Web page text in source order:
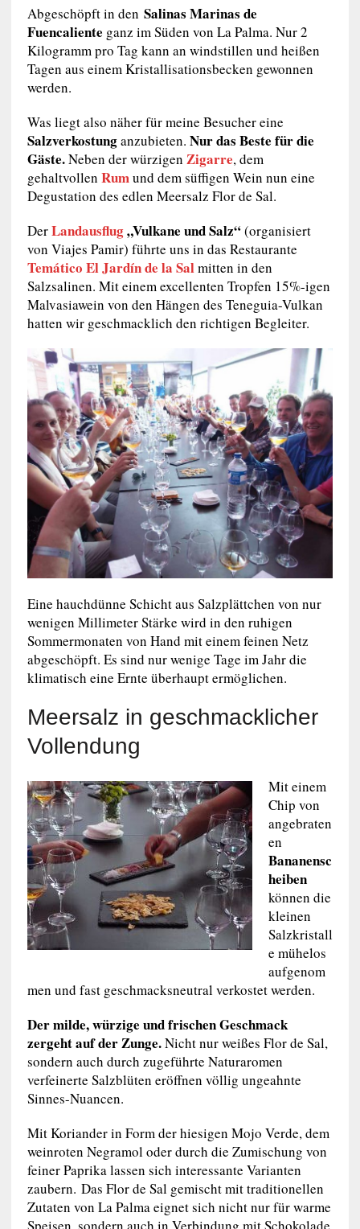
Abgeschöpft in den Salinas Marinas de
Fuencaliente ganz im Süden von La Palma. Nur 2
Kilogramm pro Tag kann an windstillen und heißen
Tagen aus einem Kristallisationsbecken gewonnen
werden.
Was liegt also näher für meine Besucher eine
Salzverkostunganzubieten. Nur das Beste für die
Gäste.Neben der würzigen Zigarre, dem
gehaltvollen Rumund dem süffigen Wein nun eine
Degustation des edlen Meersalz Flor de Sal.
DerLandausflug„Vulkane und Salz“(organisiert
von Viajes Pamir) führte uns in das Restaurante
Temático El Jardín de la Salmitten in den
Salzsalinen. Mit einem excellenten Tropfen 15%-igen
Malvasiawein von den Hängen des Teneguia-Vulkan
hatten wir geschmacklich den richtigen Begleiter.
Eine hauchdünne Schicht aus Salzplättchen von nur
wenigen Millimeter Stärke wird in den ruhigen
Sommermonaten von Hand mit einem feinen Netz
abgeschöpft. Es sind nur wenige Tage im Jahr die
klimatisch eine Ernte überhaupt ermöglichen.
Meersalz in geschmacklicher
Vollendung
Mit einem
Chip von
angebraten
en
Bananensc
heiben
können die
kleinen
Salzkristall
e mühelos
aufgenom
men und fast geschmacksneutral verkostet werden.
Der milde, würzige und frischen Geschmack
zergeht auf der Zunge.Nicht nur weißes Flor de Sal,
sondern auch durch zugeführte Naturaromen
verfeinerte Salzblüten eröffnen völlig ungeahnte
Sinnes-Nuancen.
Mit Koriander in Form der hiesigen Mojo Verde, dem
weinroten Negramol oder durch die Zumischung von
feiner Paprika lassen sich interessante Varianten
zaubern. Das Flor de Sal gemischt mit traditionellen
Zutaten von La Palma eignet sich nicht nur für warme
Speisen, sondern auch in Verbindung mit Schokolade